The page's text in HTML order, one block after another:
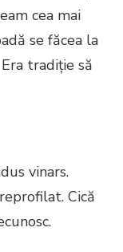
cea mai
se făcea la
tradiție să
vinars.
Cică